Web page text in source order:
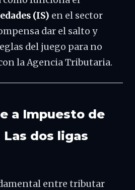
(IS) en el sector
dar el salto y
del juego para no
la Agencia Tributaria.
a Impuesto de
dos ligas
entre tributar